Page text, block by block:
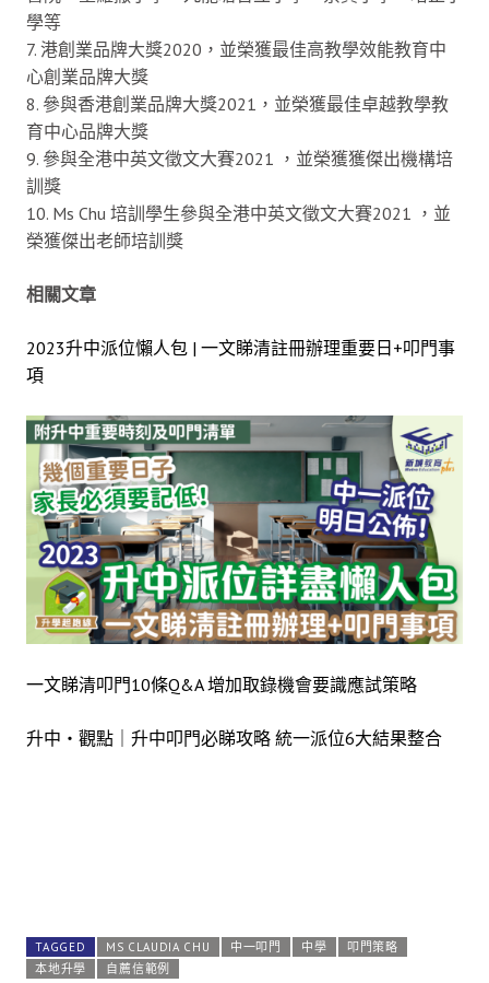
學等
7. 港創業品牌大獎2020，並榮獲最佳高教學效能教育中
心創業品牌大獎
8. 參與香港創業品牌大獎2021，並榮獲最佳卓越教學教
育中心品牌大獎
9. 參與全港中英文徵文大賽2021 ，並榮獲獲傑出機構培
訓獎
10. Ms Chu 培訓學生參與全港中英文徵文大賽2021 ，並
榮獲傑出老師培訓獎
相關文章
2023升中派位懶人包 | 一文睇清註冊辦理重要日+叩門事
項
一文睇清叩門10條Q&A 增加取錄機會要識應試策略
升中・觀點｜升中叩門必睇攻略 統一派位6大結果整合
TAGGED MS CLAUDIA CHU 中一叩門 中學
叩門策略
本地升學
自薦信範例